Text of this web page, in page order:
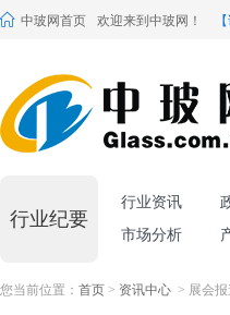
中玻网首页 欢迎来到中玻网！
行业纪要
行业资讯
市场分析
您当前位置： 首页 > 资讯中心 > 展会报